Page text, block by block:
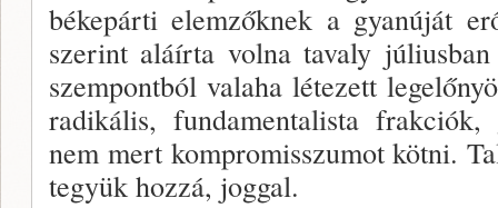
békepárti elemzőknek a gyanúját
szerint aláírta volna tavaly
szempontból valaha létezett
radikális, fundamentalista frakciók,
nem mert kompro­misszumot kötni.
tegyük hozzá, joggal.